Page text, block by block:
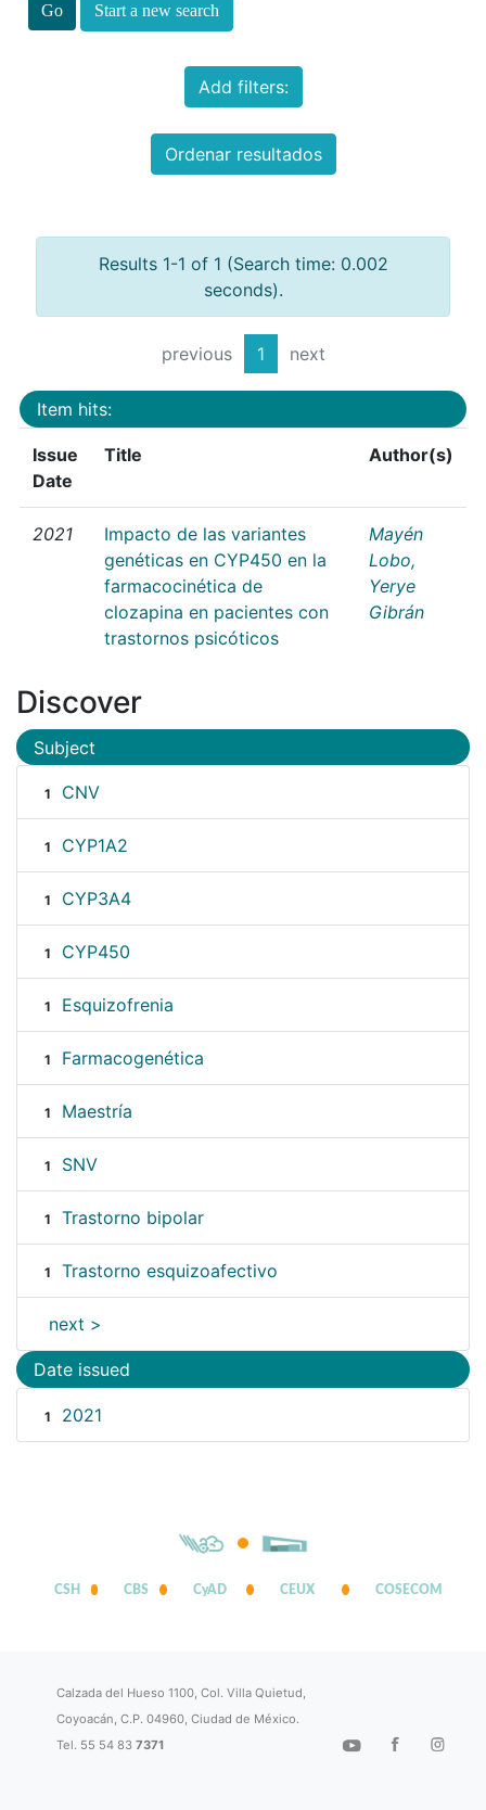
Start a new search
Add filters:
Ordenar resultados
Results 1-1 of 1 (Search time: 0.002
seconds).
previous 1 next
Item hits:
Issue
Date
Title Author(s)
2021
Impacto de las variantes
genéticas en CYP450 en la
farmacocinética de
clozapina en pacientes con
trastornos psicóticos
Mayén
Lobo,
Yerye
Gibrán
Discover
Subject
1 CNV
1 CYP1A2
1 CYP3A4
1 CYP450
1 Esquizofrenia
1 Farmacogenética
1 Maestría
1 SNV
1 Trastorno bipolar
1 Trastorno esquizoafectivo
next >
Date issued
1 2021
CSH CBS CyAD CEUX COSECOM
Calzada del Hueso 1100, Col. Villa Quietud,
Coyoacán, C.P. 04960, Ciudad de México.
Tel. 55 54 837371